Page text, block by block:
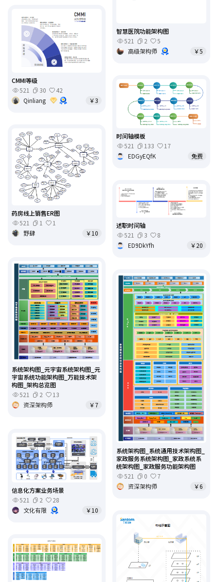
智慧医院功能架构图
521
2
5
高级架构师
￥5
CMMI等级
521
30
42
Qinliang
￥3
时间轴模板
521
133
17
EDGyEQfK
免费
药房线上销售ER图
521
1
1
野肆
￥10
述职时间轴
521
3
8
ED9DkYfh
￥20
系统架构图_元宇宙系统架构图_元
宇宙系统功能架构图_万能技术架
构图_架构总览图
521
2
13
资深架构师
￥7
系统架构图_系统通用技术架构图_
家政服务系统架构图_家政系统系
统架构图_家政服务功能架构图
521
0
7
资深架构师
￥6
信息化方案业务场景
521
2
28
文化有限
￥10